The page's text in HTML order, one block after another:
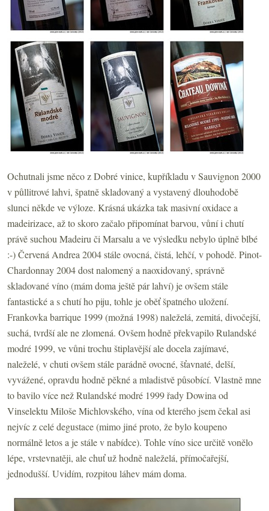
Ochutnali jsme něco z Dobré vinice, kupříkladu v Sauvignon 2000
v půllitrové lahvi, špatně skladovaný a vystavený dlouhodobě
slunci někde ve výloze. Krásná ukázka tak masivní oxidace a
madeirizace, až to skoro začalo připomínat barvou, vůní i chutí
právě suchou Madeiru či Marsalu a ve výsledku nebylo úplně blbé
:-) Červená Andrea 2004 stále ovocná, čistá, lehčí, v pohodě. Pinot-
Chardonnay 2004 dost nalomený a naoxidovaný, správně
skladované víno (mám doma ještě pár lahví) je ovšem stále
fantastické a s chutí ho piju, tohle je oběť špatného uložení.
Frankovka barrique 1999 (možná 1998) naleželá, zemitá, divočejší,
suchá, tvrdší ale ne zlomená. Ovšem hodně překvapilo Rulandské
modré 1999, ve vůni trochu štiplavější ale docela zajímavé,
naleželé, v chuti ovšem stále parádně ovocné, šťavnaté, delší,
vyvážené, opravdu hodně pěkné a mladistvě působící. Vlastně mne
to bavilo více než Rulandské modré 1999 řady Dowina od
Vinselektu Miloše Michlovského, vína od kterého jsem čekal asi
nejvíc z celé degustace (mimo jiné proto, že bylo koupeno
normálně letos a je stále v nabídce). Tohle víno sice určitě vonělo
lépe, vrstevnatěji, ale chuť už hodně naleželá, přímočařejší,
jednodušší. Uvidím, rozpitou láhev mám doma.